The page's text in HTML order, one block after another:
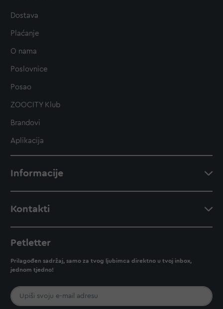
Dostava
Plaćanje
O nama
Poslovnice
Posao
ZOOCITY Klub
Brandovi
Aplikacija
Informacije
Kontakti
Petletter
Prilagođen sadržaj, samo za tvog ljubimca direktno u tvoj inbox,
jednom tjedno!